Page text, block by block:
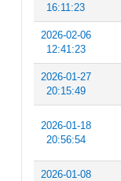
16:11:23
2026-02-06
12:41:23
2026-01-27
20:15:49
2026-01-18
20:56:54
2026-01-08